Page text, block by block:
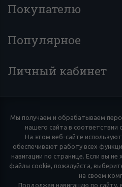
Покупателю
Популярное
Личный кабинет
Мы получаем и обрабатываем
нашего сайта в соответствии с
На этом веб-сайте
обеспечивают работу всех
навигации по странице. Если вы
файлы cookie, пожалуйста,
на своем
. Продолжая навигацию по сайту,